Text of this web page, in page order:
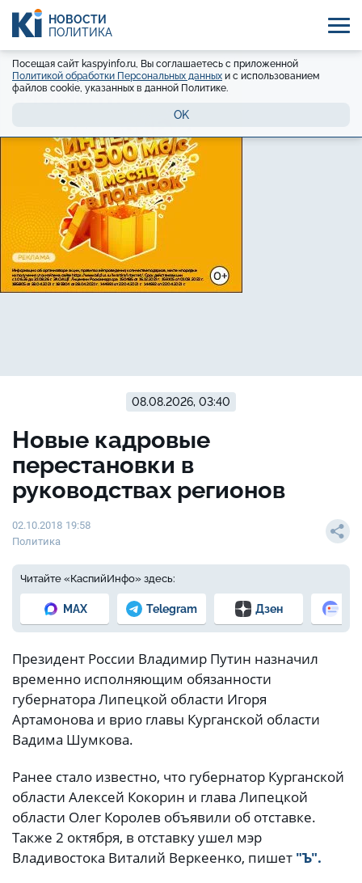
НОВОСТИ
ПОЛИТИКА
Посещая сайт kaspyinfo.ru, Вы соглашаетесь с приложенной
Политикой обработки Персональных данных и с использованием
файлов cookie, указанных в данной Политике.
OK
08.08.2026, 03:40
Новые кадровые
перестановки в
руководствах регионов
02.10.2018 19:58
Политика
Читайте «КаспийИнфо» здесь:
MAX Telegram Дзен
Президент России Владимир Путин назначил
временно исполняющим обязанности
губернатора Липецкой области Игоря
Артамонова и врио главы Курганской области
Вадима Шумкова.
Ранее стало известно, что губернатор Курганской
области Алексей Кокорин и глава Липецкой
области Олег Королев объявили об отставке.
Также 2 октября, в отставку ушел мэр
Владивостока Виталий Веркеенко, пишет "Ъ".